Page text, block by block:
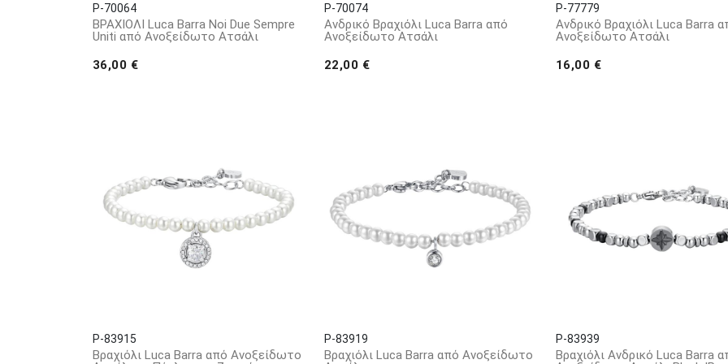
P-70064
ΒΡΑΧΙΟΛΙ Luca Barra Noi Due Sempre
Uniti από Ανοξείδωτο Ατσάλι
36,00 €
P-70074
Ανδρικό Βραχιόλι Luca Barra από
Ανοξείδωτο Ατσάλι
22,00 €
P-77779
Ανδρικό Βραχιόλι Luca Barra
Ανοξείδωτο Ατσάλι
16,00 €
P-83915
Βραχιόλι Luca Barra από Ανοξείδωτο
P-83919
Βραχιόλι Luca Barra από Ανοξείδωτο
P-83939
Βραχιόλι Ανδρικό Luca Barra